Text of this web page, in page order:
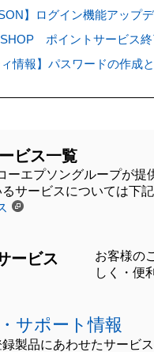
】ログイン機能アップ
ポイントサービス
ィ情報】パスワードの作成
ビス一覧
ーエプソングループが
サービスについては下
ービス
お客様の
しく・便
サポート情報
製品にあわせたサービ